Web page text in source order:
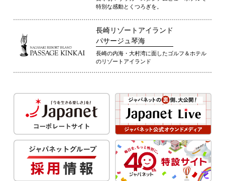
特別な感動とくつろぎを。
長崎リゾートアイランド
パサージュ琴海
長崎の内海・大村湾に面したゴルフ＆ホテル
のリゾートアイランド